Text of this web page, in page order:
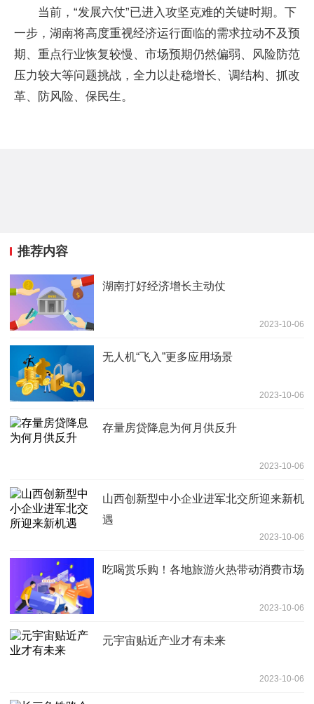
当前，“发展六仗”已进入攻坚克难的关键时期。下
一步，湖南将高度重视经济运行面临的需求拉动不及预
期、重点行业恢复较慢、市场预期仍然偏弱、风险防范
压力较大等问题挑战，全力以赴稳增长、调结构、抓改
革、防风险、保民生。
推荐内容
湖南打好经济增长主动仗
2023-10-06
无人机“飞入”更多应用场景
2023-10-06
存量房贷降息为何月供反升
2023-10-06
山西创新型中小企业进军北交所迎来新机
遇
2023-10-06
吃喝赏乐购！各地旅游火热带动消费市场
2023-10-06
元宇宙贴近产业才有未来
2023-10-06